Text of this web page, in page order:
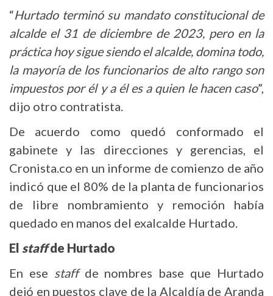
“Hurtado terminó su mandato constitucional de
alcalde el 31 de diciembre de 2023, pero en la
práctica hoy sigue siendo el alcalde, domina todo,
la mayoría de los funcionarios de alto rango son
impuestos por él y a él es a quien le hacen caso”,
dijo otro contratista.
De acuerdo como quedó conformado el
gabinete y las direcciones y gerencias, el
Cronista.co en un informe de comienzo de año
indicó que el 80% de la planta de funcionarios
de libre nombramiento y remoción había
quedado en manos del exalcalde Hurtado.
El staffde Hurtado
En ese staff de nombres base que Hurtado
dejó en puestos clave de la Alcaldía de Aranda